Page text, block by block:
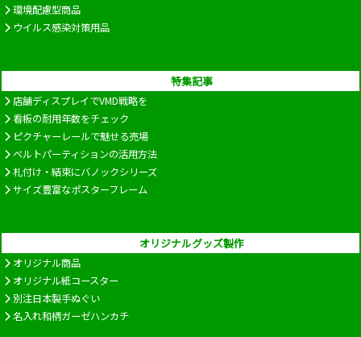
環境配慮型商品
ウイルス感染対策用品
特集記事
店舗ディスプレイでVMD戦略を
看板の耐用年数をチェック
ピクチャーレールで魅せる売場
ベルトパーティションの活用方法
札付け・結束にバノックシリーズ
サイズ豊富なポスターフレーム
オリジナルグッズ製作
オリジナル商品
オリジナル紙コースター
別注日本製手ぬぐい
名入れ和柄ガーゼハンカチ